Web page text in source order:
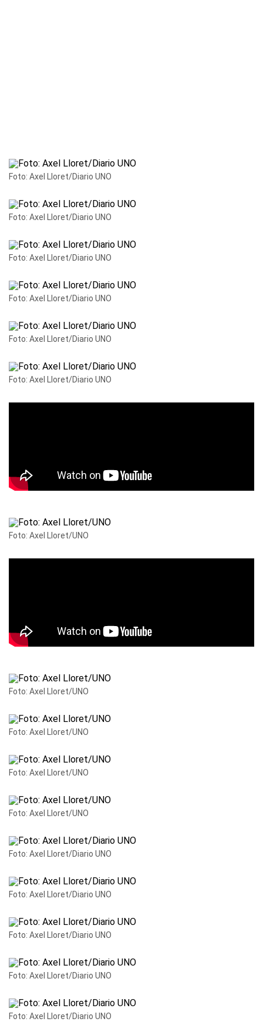
Foto: Axel Lloret/Diario UNO
Foto: Axel Lloret/Diario UNO
Foto: Axel Lloret/Diario UNO
Foto: Axel Lloret/Diario UNO
Foto: Axel Lloret/Diario UNO
Foto: Axel Lloret/Diario UNO
Foto: Axel Lloret/UNO
Foto: Axel Lloret/UNO
Foto: Axel Lloret/UNO
Foto: Axel Lloret/UNO
Foto: Axel Lloret/UNO
Foto: Axel Lloret/Diario UNO
Foto: Axel Lloret/Diario UNO
Foto: Axel Lloret/Diario UNO
Foto: Axel Lloret/Diario UNO
Foto: Axel Lloret/Diario UNO